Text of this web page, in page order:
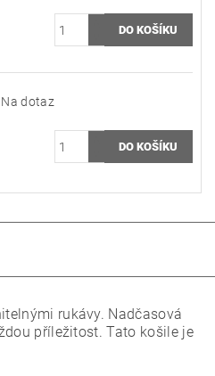
Na dotaz
rukávy. Nadčasová
příležitost. Tato košile je